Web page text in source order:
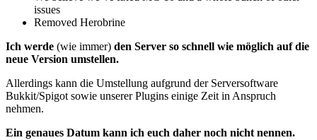
issues
Removed Herobrine
Ich werde (wie immer) den Server so schnell wie möglich auf die
neue Version umstellen.
Allerdings kann die Umstellung aufgrund der Serversoftware
Bukkit/Spigot sowie unserer Plugins einige Zeit in Anspruch
nehmen.
Ein genaues Datum kann ich euch daher noch nicht nennen.